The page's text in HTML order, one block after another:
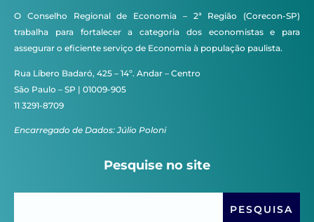
O Conselho Regional de Economia – 2ª Região (Corecon-SP)
trabalha para fortalecer a categoria dos economistas e para
assegurar o eficiente serviço de Economia à população paulista.
Rua Líbero Badaró, 425 – 14º. Andar – Centro
São Paulo – SP | 01009-905
11 3291-8709
Encarregado de Dados: Júlio Poloni
Pesquise no site